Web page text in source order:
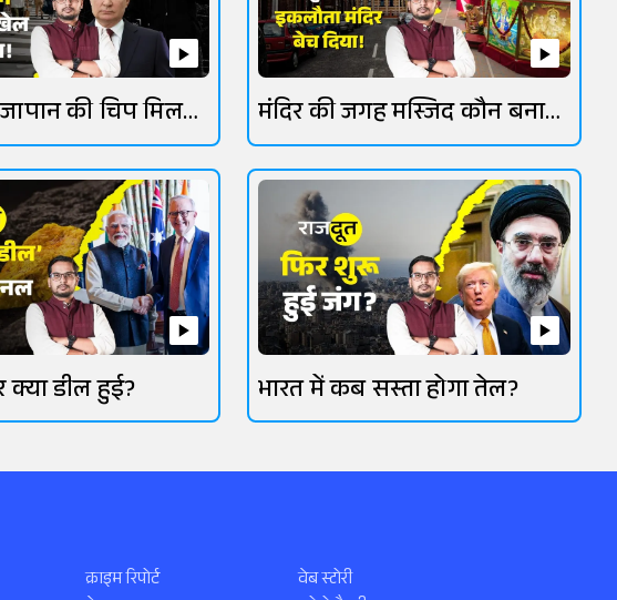
की चिप मिल
मंदिर की जगह मस्जिद कौन बना
रहा?
डील हुई? भारत में कब सस्ता होगा तेल?
क्राइम रिपोर्ट
वेब स्टोरी